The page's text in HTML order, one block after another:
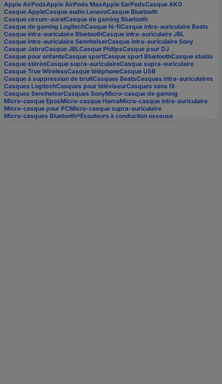
Apple AirPodsApple AirPods MaxApple EarPodsCasque AKG
Casque AppleCasque audio LenovoCasque Bluetooth
Casque circum-auralCasque de gaming Bluetooth
Casque de gaming LogitechCasque hi-fiCasque intra-auriculaire Beats
Casque intra-auriculaire BluetoothCasque intra-auriculaire JBL
Casque intra-auriculaire SennheiserCasque intra-auriculaire Sony
Casque JabraCasque JBLCasque PhilipsCasque pour DJ
Casque pour enfantsCasque sportCasque sport BluetoothCasque studio
Casque stéréoCasque supra-auriculaireCasque supra-auriculaire
Casque True WirelessCasque téléphoneCasque USB
Casque à suppression de bruitCasques BeatsCasques intra-auriculaires
Casques LogitechCasques pour téléviseurCasques sans fil
Casques SennheiserCasques SonyMicro-casque de gaming
Micro-casque EposMicro-casque HamaMicro-casque intra-auriculaire
Micro-casque pour PCMicro-casque supra-auriculaire
Micro-casques Bluetooth®Écouteurs à conduction osseuse